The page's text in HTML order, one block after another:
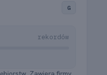
G
rekordów